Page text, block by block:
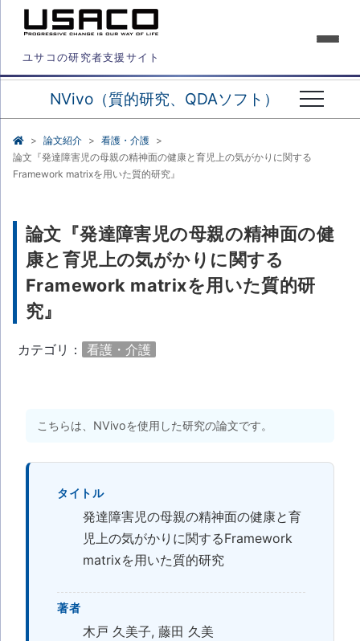
ユサコの研究者支援サイト
NVivo（質的研究、QDAソフト）
論文紹介
看護・介護
論文『発達障害児の母親の精神面の健康と育児上の気がかりに関する
Framework matrixを用いた質的研究』
論文『発達障害児の母親の精神面の健
康と育児上の気がかりに関する
Framework matrixを用いた質的研
究』
カテゴリ： 看護・介護
こちらは、NVivoを使用した研究の論文です。
タイトル
発達障害児の母親の精神面の健康と育
児上の気がかりに関するFramework
matrixを用いた質的研究
著者
木戸 久美子, 藤田 久美